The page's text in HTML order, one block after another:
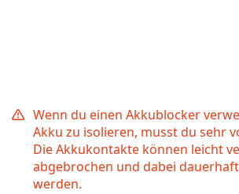
Wenn du einen Akkublocker
Akku zu isolieren, musst du sehr
Die Akkukontakte können leicht
abgebrochen und dabei
werden.